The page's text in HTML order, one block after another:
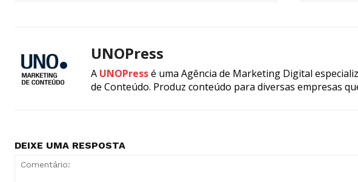
UNOPress
A UNOPressé uma Agência de Marketing Digital
de Conteúdo. Produz conteúdo para diversas empresas
DEIXE UMA RESPOSTA